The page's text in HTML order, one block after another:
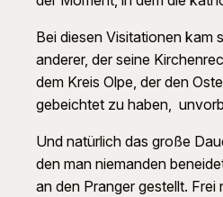
Bei diesen Visitationen kam
anderer, der seine
dem Kreis Olpe, der den
gebeichtet zu haben,
Und natürlich das große
den man niemanden
an den Pranger gestellt.